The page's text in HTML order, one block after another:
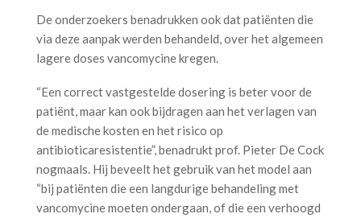
De onderzoekers benadrukken ook dat patiënten die
via deze aanpak werden behandeld, over het algemeen
lagere doses vancomycine kregen.
“Een correct vastgestelde dosering is beter voor de
patiënt, maar kan ook bijdragen aan het verlagen van
de medische kosten en het risico op
antibioticaresistentie”, benadrukt prof. Pieter De Cock
nogmaals. Hij beveelt het gebruik van het model aan
“bij patiënten die een langdurige behandeling met
vancomycine moeten ondergaan, of die een verhoogd